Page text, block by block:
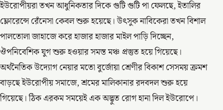
ইউরোপীয়রা তখন আধুনিকতার দিকে গুটি গুটি পা ফেলছে, ইতালির
ফ্লোরেন্সে রেঁনেসা কেবল শুরু হয়েছে। উৎসুক নাবিকেরা তখন বিশাল
পালতোলা জাহাজে করে হাজার হাজার মাইল পাড়ি দিচ্ছেন,
ঔপনিবেশিক যুগ শুরু হওয়ার সমস্ত মঞ্চ প্রস্তুত হয়ে গিয়েছে।
অর্থনৈতিক উদ্যোগ নেয়ার মতো বুর্জোয়া শ্রেণীর বিকাশ সেসময় ক্রমশ
বাড়ছে ইউরোপীয় সমাজে, শ্রমের মালিকানার রদবদল শুরু হয়ে
গিয়েছে। ঠিক এরকম সময়েই এক অদ্ভুত রোগ হানা দিল ইউরোপে।